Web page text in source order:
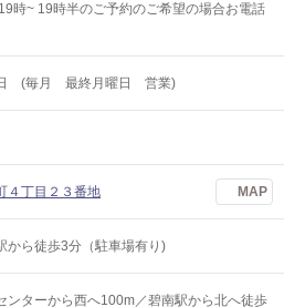
時~ 19時半のご予約のご希望の場合お電話
日 (毎月 最終月曜日 営業)
４丁目２３番地 MAP
ら徒歩3分（駐車場有り)
ンターから西へ100m／碧南駅から北へ徒歩